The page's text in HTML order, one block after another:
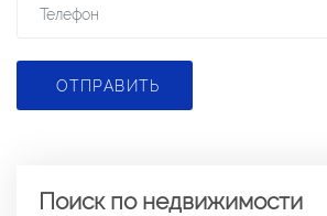
ОТПРАВИТЬ
Поиск по недвижимости